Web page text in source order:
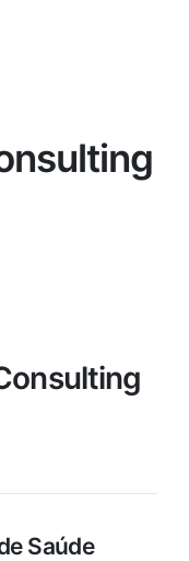
Saúde